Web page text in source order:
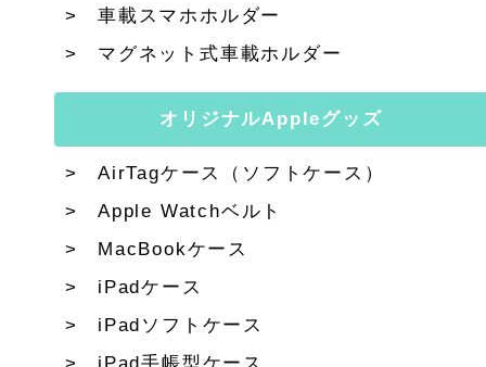
車載スマホホルダー
マグネット式車載ホルダー
オリジナルAppleグッズ
AirTagケース（ソフトケース）
Apple Watchベルト
MacBookケース
iPadケース
iPadソフトケース